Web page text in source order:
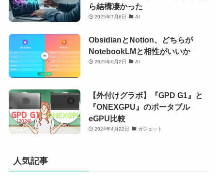
ら結構凄かった
2025年7月6日 AI
ObsidianとNotion、どちらが
NotebookLMと相性がいいか
2025年6月2日 AI
【外付けグラボ】『GPD G1』と
『ONEXGPU』のポータブル
eGPU比較
2024年4月22日 ガジェット
人気記事